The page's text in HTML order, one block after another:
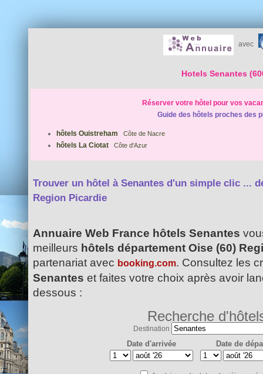
avec
Hotels Senantes
Réserver votre hôtel pour vos
Guide des hôtels proches des
hôtels Ouistreham Côte de Nacre
hôtels La Ciotat Côte d'Azur
Trouver un hôtel à Senantes d'un simple clic ...
Region Picardie
Annuaire Web France hôtels Senantes
meilleurs hôtels département Oise (60)
partenariat avec booking.com. Consultez les
Senantes et faites votre choix après avoir
dessous :
Recherche
Destination
Date d'arrivée Date de